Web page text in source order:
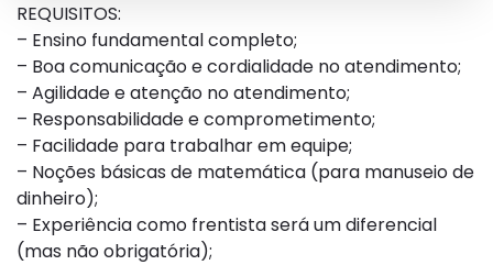
REQUISITOS:
– Ensino fundamental completo;
– Boa comunicação e cordialidade no atendimento;
– Agilidade e atenção no atendimento;
– Responsabilidade e comprometimento;
– Facilidade para trabalhar em equipe;
– Noções básicas de matemática (para manuseio de
dinheiro);
– Experiência como frentista será um diferencial
(mas não obrigatória);